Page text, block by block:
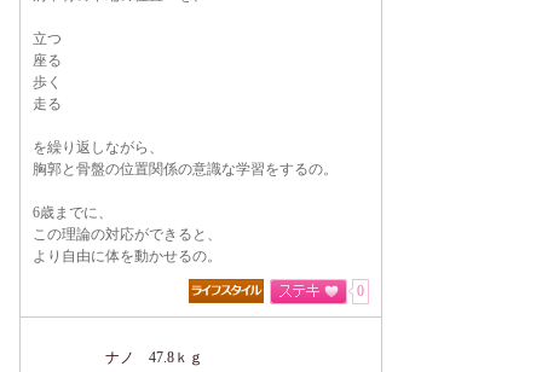
立つ
座る
歩く
走る
を繰り返しながら、
胸郭と骨盤の位置関係の意識な学習をするの。
6歳までに、
この理論の対応ができると、
より自由に体を動かせるの。
0
ナノ 47.8ｋｇ